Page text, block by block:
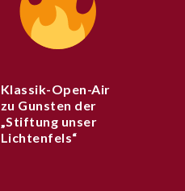
Klassik-Open-Air
zu Gunsten der
„Stiftung unser
Lichtenfels“